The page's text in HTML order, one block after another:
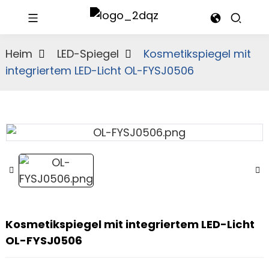
Heim LED-Spiegel
Kosmetikspiegel mit
integriertem LED-Licht OL-FYSJ0506
Kosmetikspiegel mit integriertem LED-Licht
OL-FYSJ0506